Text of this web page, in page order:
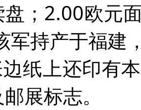
；2.00欧元
军持产于福建
纸上还印有
展标志。